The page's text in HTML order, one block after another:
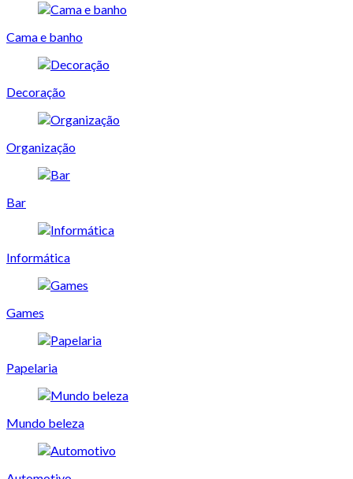
Cama e banho
Decoração
Organização
Bar
Informática
Games
Papelaria
Mundo beleza